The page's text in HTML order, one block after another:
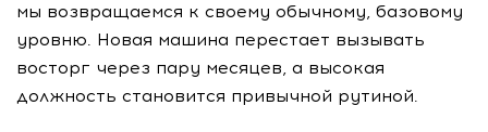
мы возвращаемся к своему обычному, базовому
уровню. Новая машина перестает вызывать
восторг через пару месяцев, а высокая
должность становится привычной рутиной.